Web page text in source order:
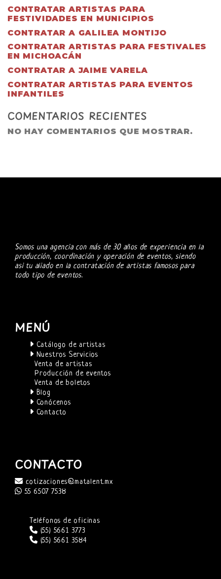
CONTRATAR ARTISTAS PARA
FESTIVIDADES EN MUNICIPIOS
CONTRATAR A GALILEA MONTIJO
CONTRATAR ARTISTAS PARA FESTIVALES
EN MICHOACÁN
CONTRATAR A JAIME VARELA
CONTRATAR ARTISTAS PARA EVENTOS
INFANTILES
COMENTARIOS RECIENTES
NO HAY COMENTARIOS QUE MOSTRAR.
Somos una agencia con más de 30 años de experiencia en la
producción, coordinación y operación de eventos, siendo
asi tu aliado en la contratación de artistas famosos para
todo tipo de eventos.
MENÚ
Catálogo de artistas
Nuestros Servicios
Venta de artistas
Producción de eventos
Venta de boletos
Blog
Conócenos
Contacto
CONTACTO
cotizaciones@matalent.mx
55 6507 7538
Teléfonos de oficinas
(55) 5661 3773
(55) 5661 3584